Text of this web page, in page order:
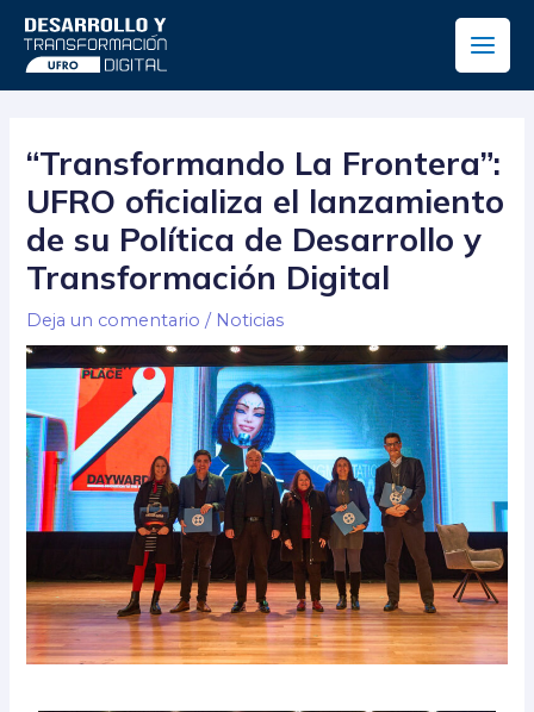
contenido
Main
Menu
“Transformando La Frontera”:
UFRO oficializa el lanzamiento
de su Política de Desarrollo y
Transformación Digital
Deja un comentario / Noticias
entradas